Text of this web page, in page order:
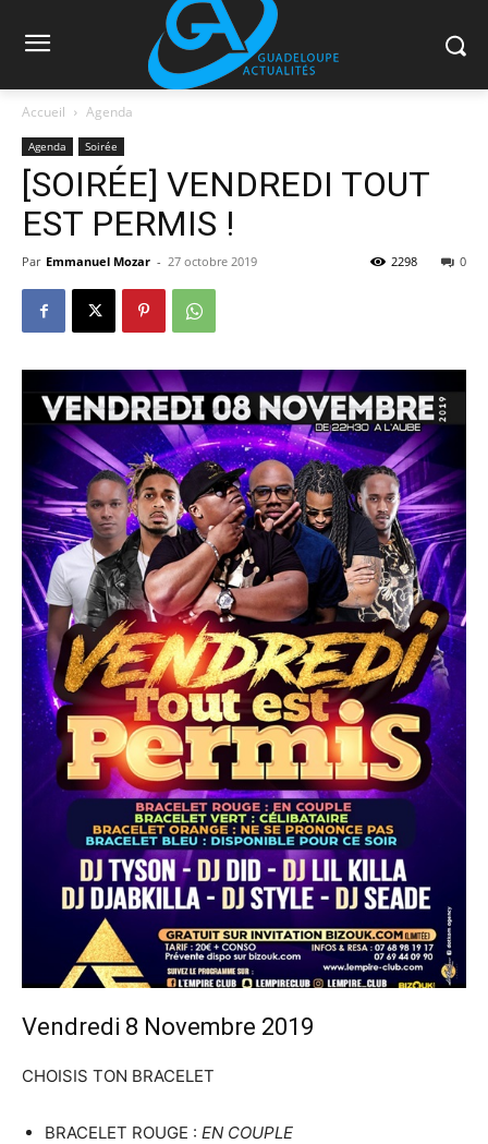
Accueil Agenda
Agenda Soirée
[SOIRÉE] VENDREDI TOUT
EST PERMIS !
Par Emmanuel Mozar - 27 octobre 2019 0
2298
Vendredi 8 Novembre 2019
CHOISIS TON BRACELET
BRACELET ROUGE : EN COUPLE